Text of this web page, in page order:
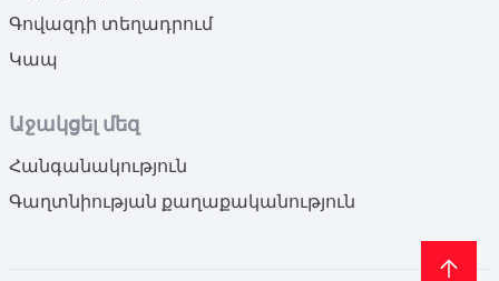
Գովազդի տեղադրում
Կապ
Աջակցել մեզ
Հանգանակություն
Գաղտնիության քաղաքականություն